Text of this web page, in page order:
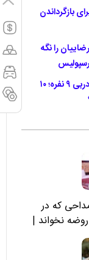
بازگرداندن
را نگه
ادعای جنجالی نصرالله عبداللهی درباره دربی ۹ نفره؛ ۱۰
که در
نخواند |
آقا مرتضی
ببینند